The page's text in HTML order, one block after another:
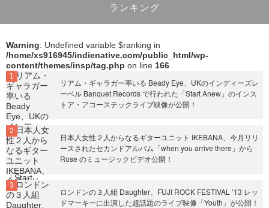
ランキング
Warning: Undefined variable $ranking in
/home/xs916945/indienative.com/public_html/wp-
content/themes/insp/tag.php on line 166
リアム・ギャラガー率いる Beady Eye、UKのインディーズレ
ーベル Banquet Records で行われた「Start Anew」のインス
トア・アコーステックライブ映像が公開！
日本人女性２人からなるギターユニット IKEBANA、今月リリ
ースされたセカンドアルバム「when you arrive there」から
Rose のミュージックビデオ公開！
ロンドンの３人組 Daughter、FUJI ROCK FESTIVAL ’13 レッ
ドマーキーに出演した超話題のライブ映像「Youth」が公開！